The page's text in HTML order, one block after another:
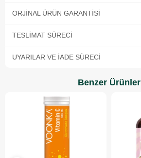
ORJINAL ÜRÜN GARANTISI
TESLIMAT SÜRECI
UYARILAR VE İADE SÜRECI
Benzer Ürünler